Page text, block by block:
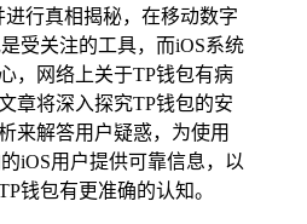
行真相揭秘，在移动数字
受关注的工具，而iOS系统
，网络上关于TP钱包有病
章将深入探究TP钱包的安
来解答用户疑惑，为使用
iOS用户提供可靠信息，以
钱包有更准确的认知。